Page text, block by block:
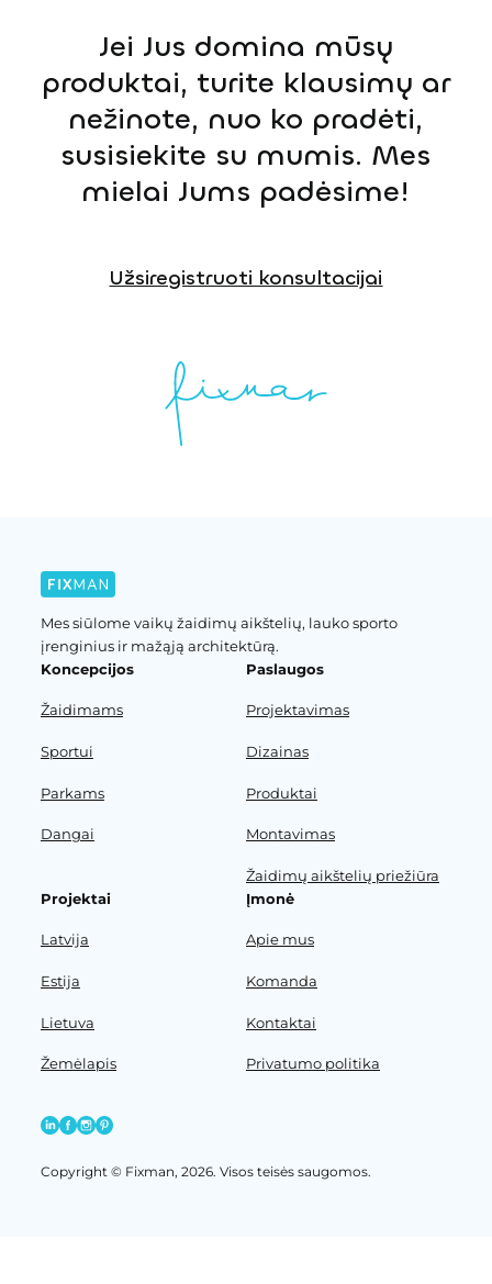
Jei Jus domina mūsų
produktai, turite klausimų ar
nežinote, nuo ko pradėti,
susisiekite su mumis. Mes
mielai Jums padėsime!
Užsiregistruoti konsultacijai
Mes siūlome vaikų žaidimų aikštelių, lauko sporto
įrenginius ir mažąją architektūrą.
Koncepcijos
Žaidimams
Sportui
Parkams
Dangai
Paslaugos
Projektavimas
Dizainas
Produktai
Montavimas
Žaidimų aikštelių priežiūra
Projektai
Latvija
Estija
Lietuva
Žemėlapis
Įmonė
Apie mus
Komanda
Kontaktai
Privatumo politika
Copyright © Fixman, 2026. Visos teisės saugomos.